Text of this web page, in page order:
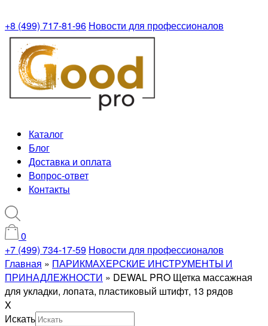
+8 (499) 717-81-96 Новости для профессионалов
Каталог
Блог
Доставка и оплата
Вопрос-ответ
Контакты
0
+7 (499) 734-17-59 Новости для профессионалов
Главная » ПАРИКМАХЕРСКИЕ ИНСТРУМЕНТЫ И
ПРИНАДЛЕЖНОСТИ » DEWAL PRO Щетка массажная
для укладки, лопата, пластиковый штифт, 13 рядов
X
Искать